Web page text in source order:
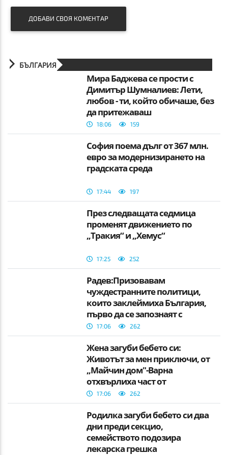
ДОБАВИ СВОЯ КОМЕНТАР
БЪЛГАРИЯ
Мира Баджева се прости с
Димитър Шумналиев: Лети,
любов - ти, който обичаше, без
да притежаваш
18:06 159
София поема дълг от 367 млн.
евро за модернизирането на
градската среда
17:44 197
През следващата седмица
променят движението по
„Тракия“ и „Хемус“
17:25 252
Радев:Призовавам
чуждестранните политици,
които заклеймиха България,
първо да се запознаят с
фактите
17:06 262
Жена загуби бебето си:
Животът за мен приключи, от
„Майчин дом"-Варна
отхвърлиха част от
твърденията
17:06 262
Родилка загуби бебето си два
дни преди секцио,
семейството подозира
лекарска грешка